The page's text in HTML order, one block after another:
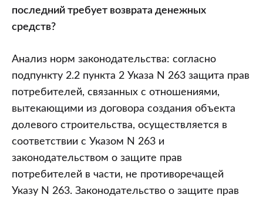
последний требует возврата денежных
средств?
Анализ норм законодательства: согласно
подпункту 2.2 пункта 2 Указа N 263 защита прав
потребителей, связанных с отношениями,
вытекающими из договора создания объекта
долевого строительства, осуществляется в
соответствии с Указом N 263 и
законодательством о защите прав
потребителей в части, не противоречащей
Указу N 263. Законодательство о защите прав